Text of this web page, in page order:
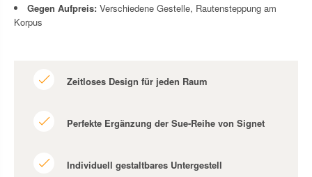
Gegen Aufpreis: Verschiedene Gestelle, Rautensteppung am
Korpus
Zeitloses Design für jeden Raum
Perfekte Ergänzung der Sue-Reihe von Signet
Individuell gestaltbares Untergestell